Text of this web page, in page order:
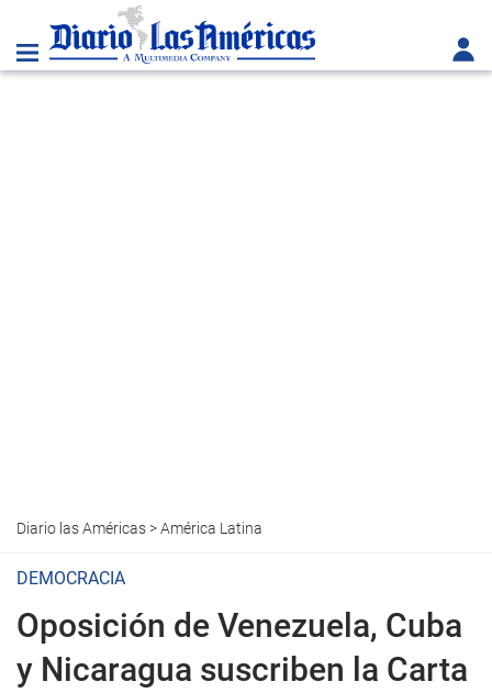
Diario las Américas>América Latina
DEMOCRACIA
Oposición de Venezuela, Cuba
y Nicaragua suscriben la Carta